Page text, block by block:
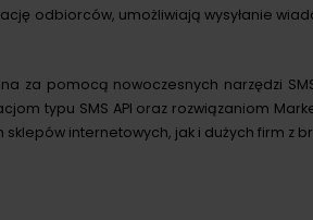
odbiorców, umożliwiają wysyłanie
za pomocą nowoczesnych narzędzi
typu SMS API oraz rozwiązaniom
sklepów internetowych, jak i dużych firm z